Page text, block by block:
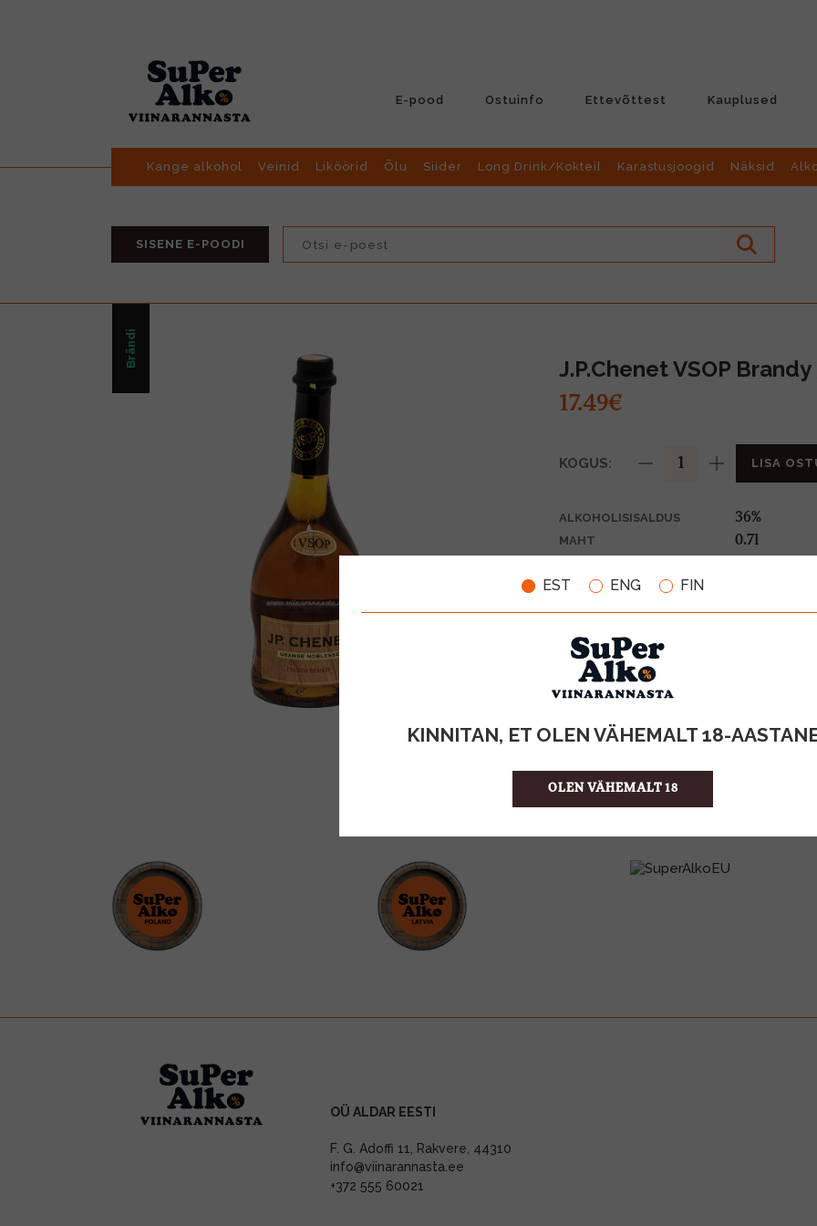
EST ENG FIN
KINNITAN, ET OLEN VÄHEMALT 18-
OLEN VÄHEMALT 18
E-pood Ostuinfo Ettevõttest Kauplused
Kange alkohol Veinid Liköörid Õlu Siider Long Drink/Kokteil Karastusjoogid Näksid
SISENE E-POODI
Brändi
J.P.Chenet VSOP
17.49€
KOGUS: LISA
ALKOHOLISISALDUS 36%
MAHT 0.7l
TOOTE LIIK
ÜHIKU HIND
KOGUS KASTIS
OÜ ALDAR EESTI
F. G. Adoffi 11, Rakvere, 44310
info@viinarannasta.ee
+372 555 60021